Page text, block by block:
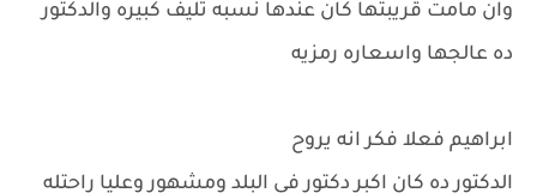
وان مامت قريبتها كان عندها نسبه تليف كبيره والدكتور
ده عالجها واسعاره رمزيه
ابراهيم فعلا فكر انه يروح
الدكتور ده كان اكبر دكتور فى البلد ومشهور وعليا راحتله